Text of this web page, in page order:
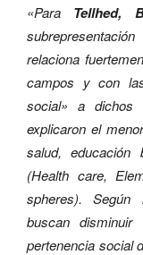
«Para Tellhed,
relaciona
campos y con
social» a dichos
explicaron el
salud,
(Health care,
spheres).
buscan
pertenencia social